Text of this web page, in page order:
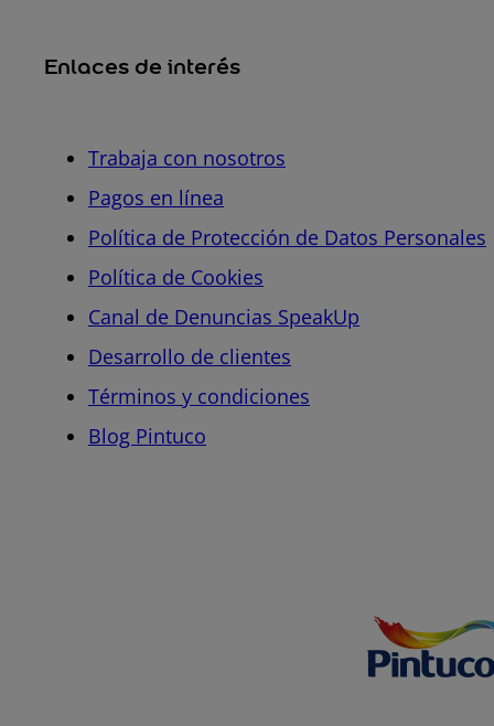
Enlaces de interés
Trabaja con nosotros
Pagos en línea
Política de Protección de Datos Personales
Política de Cookies
Canal de Denuncias SpeakUp
Desarrollo de clientes
Términos y condiciones
Blog Pintuco